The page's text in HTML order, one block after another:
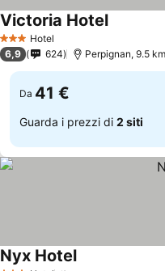
3 StelleHotel
Victoria HotelScopri i
6,9 624 Perpignan, 9.5
Da 41 €
Guarda i prezzi di 2 siti
Nyx HotelScopri i prezzi